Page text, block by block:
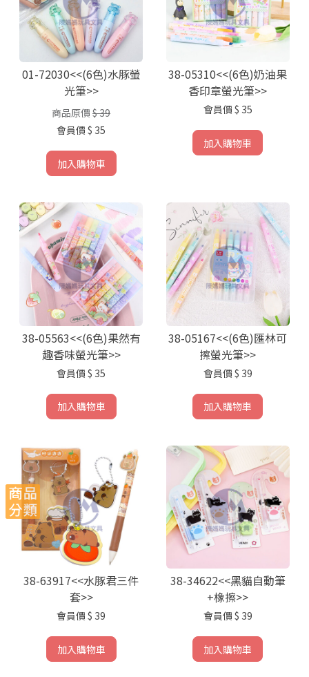
01-72030<<(6色)水豚螢
光筆>>
商品原價 $ 39
會員價 $ 35
加入購物車
38-05310<<(6色)奶油果
香印章螢光筆>>
會員價 $ 35
加入購物車
38-05563<<(6色)果然有
趣香味螢光筆>>
會員價 $ 35
加入購物車
38-05167<<(6色)匯林可
擦螢光筆>>
會員價 $ 39
加入購物車
38-63917<<水豚君三件
套>>
會員價 $ 39
加入購物車
38-34622<<黑貓自動筆
+橡擦>>
會員價 $ 39
加入購物車